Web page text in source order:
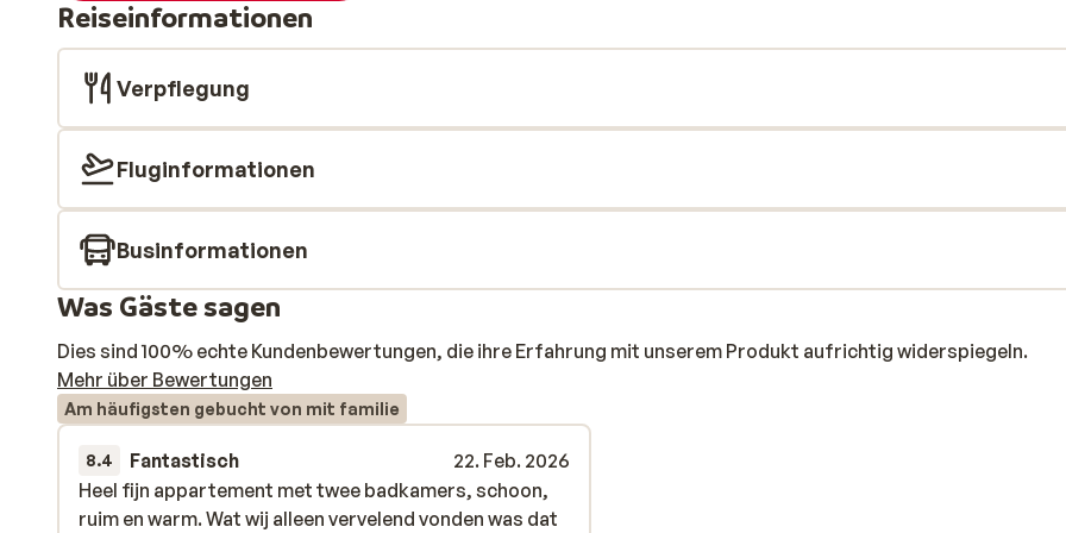
Reiseinformationen
Verpflegung
Fluginformationen
Businformationen
Was Gäste sagen
Dies sind 100% echte Kundenbewertungen, die ihre Erfahrung mit unserem Produkt aufrichtig widerspiegeln.
Mehr über Bewertungen
Am häufigsten gebucht von mit familie
8.4 Fantastisch
22. Feb. 2026
Heel fijn appartement met twee badkamers, schoon,
ruim en warm. Wat wij alleen vervelend vonden was dat
Heel fijn appartement met twee badkamers, schoon,
ruim en warm. Wat wij alleen vervelend vonden was dat